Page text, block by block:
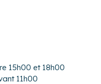
non clos pour profiter
de tous les commerces
marché...
15h00 et 18h00
11h00